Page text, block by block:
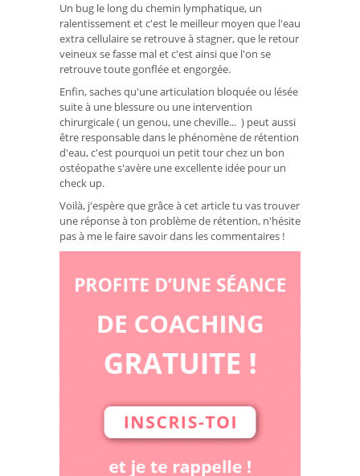
Un bug le long du chemin lymphatique, un
ralentissement et c'est le meilleur moyen que l'eau
extra cellulaire se retrouve à stagner, que le retour
veineux se fasse mal et c'est ainsi que l'on se
retrouve toute gonflée et engorgée.
Enfin, saches qu'une articulation bloquée ou lésée
suite à une blessure ou une intervention
chirurgicale ( un genou, une cheville... ) peut aussi
être responsable dans le phénomène de rétention
d'eau, c'est pourquoi un petit tour chez un bon
ostéopathe s'avère une excellente idée pour un
check up.
Voilà, j'espère que grâce à cet article tu vas trouver
une réponse à ton problème de rétention, n'hésite
pas à me le faire savoir dans les commentaires !